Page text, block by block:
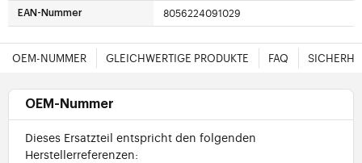
EAN-Nummer 8056224091029
OEM-NUMMER GLEICHWERTIGE PRODUKTE FAQ
OEM-Nummer
Dieses Ersatzteil entspricht den folgenden
Herstellerreferenzen: